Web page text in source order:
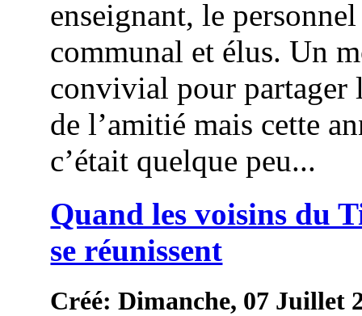
enseignant, le personnel
communal et élus. Un
convivial pour partager
de l’amitié mais cette
c’était quelque peu...
Quand les voisins du
se réunissent
Créé: Dimanche, 07 Juillet